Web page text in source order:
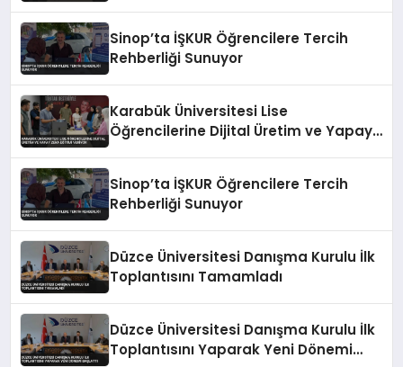
Sinop’ta İŞKUR Öğrencilere Tercih
Rehberliği Sunuyor
Karabük Üniversitesi Lise
Öğrencilerine Dijital Üretim ve Yapay
Sinop’ta İŞKUR Öğrencilere Tercih
Rehberliği Sunuyor
Düzce Üniversitesi Danışma Kurulu İlk
Toplantısını Tamamladı
Düzce Üniversitesi Danışma Kurulu İlk
Toplantısını Yaparak Yeni Dönemi